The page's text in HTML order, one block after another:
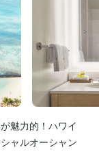
魅力的！ハワイ
ャルオーシャン